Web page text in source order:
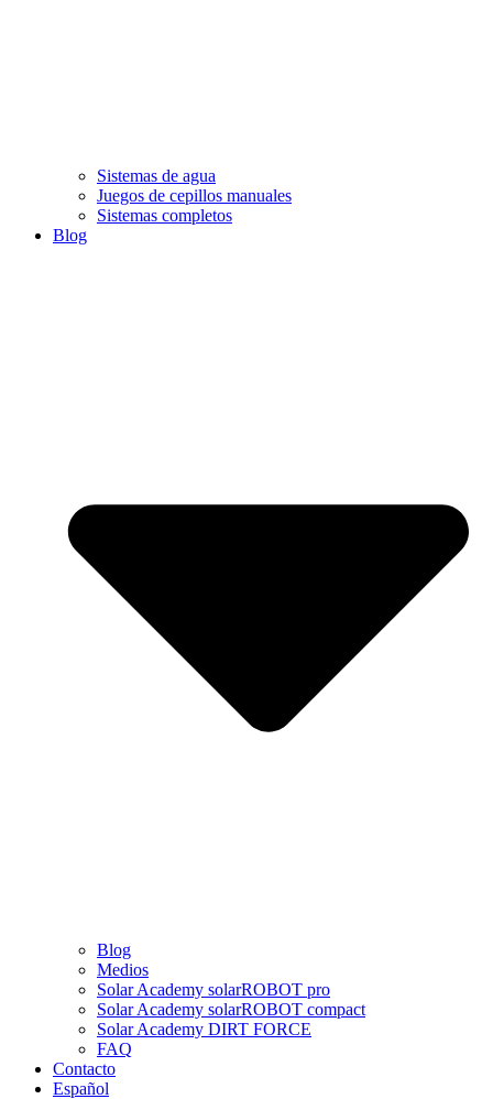
Sistemas de agua
Juegos de cepillos manuales
Sistemas completos
Blog
Blog
Medios
Solar Academy solarROBOT pro
Solar Academy solarROBOT compact
Solar Academy DIRT FORCE
FAQ
Contacto
Español